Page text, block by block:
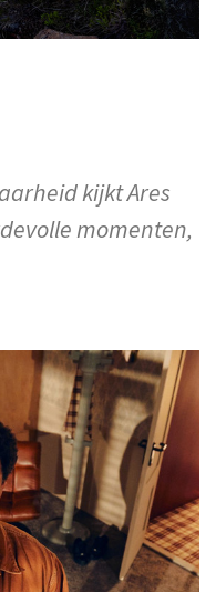
kijkt Ares
momenten,